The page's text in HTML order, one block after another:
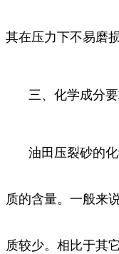
其在压力下不易磨
三、化学成分
油田压裂砂的
质的含量。一般来
质较少。相比于其